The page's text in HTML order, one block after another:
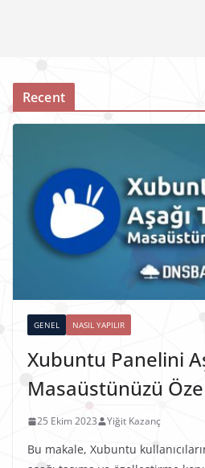
Recent
GENEL NASIL YAPILIR
Xubuntu Panelini
Masaüstünüzü
25 Ekim 2023 Yiğit Kazanç
Bu makale, Xubuntu